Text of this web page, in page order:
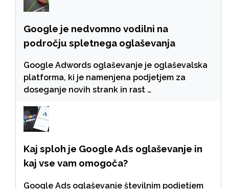
Google je nedvomno vodilni na
področju spletnega oglaševanja
Google Adwords oglaševanje je oglaševalska
platforma, ki je namenjena podjetjem za
doseganje novih strank in rast …
Kaj sploh je Google Ads oglaševanje in
kaj vse vam omogoča?
Google Ads oglaševanje številnim podjetjem